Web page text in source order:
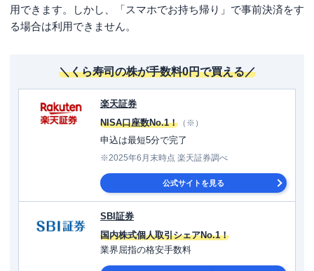
用できます。しかし、「スマホでお持ち帰り」で事前決済をす
る場合は利用できません。
＼くら寿司の株が手数料0円で買える／
楽天証券
NISA口座数No.1！ （※）
申込は最短5分で完了
※2025年6月末時点 楽天証券調べ
公式サイトを見る
SBI証券
国内株式個人取引シェアNo.1！
業界屈指の格安手数料